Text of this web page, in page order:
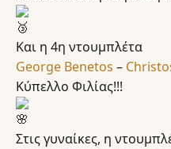
Και η 4η ντουμπλέτα
George Benetos –
Κύπελλο Φιλίας!!!
Στις γυναίκες, η